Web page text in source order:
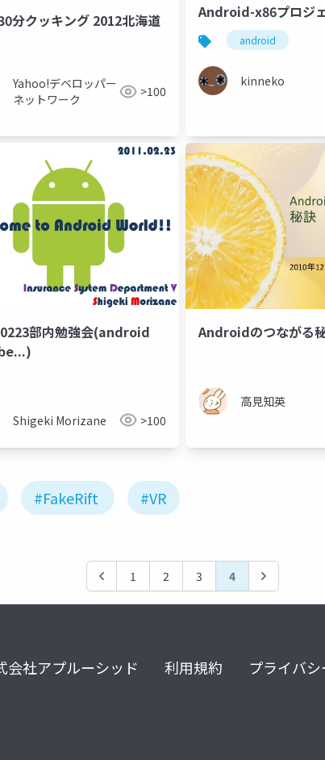
分クッキング 2012北海道
Yahoo!デベロッパー
ネットワーク
>100
Android-x86プロジ
android
kinneko
部内勉強会(android
Shigeki Morizane >100
Androidのつながる
高見知英
#FakeRift #VR
1 2 3 4
会社アプルーシッド 利用規約 プライバ